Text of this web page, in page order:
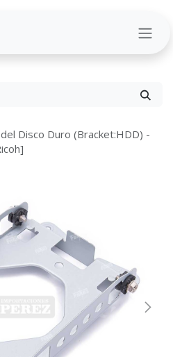
Disco Duro (Bracket:HDD) -